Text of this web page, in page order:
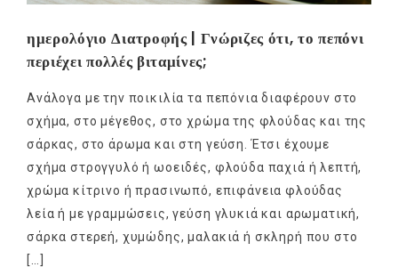
ημερολόγιο Διατροφής | Γνώριζες ότι, το πεπόνι
περιέχει πολλές βιταμίνες;
Ανάλογα με την ποικιλία τα πεπόνια διαφέρουν στο
σχήμα, στο μέγεθος, στο χρώμα της φλούδας και της
σάρκας, στο άρωμα και στη γεύση. Έτσι έχουμε
σχήμα στρογγυλό ή ωοειδές, φλούδα παχιά ή λεπτή,
χρώμα κίτρινο ή πρασινωπό, επιφάνεια φλούδας
λεία ή με γραμμώσεις, γεύση γλυκιά και αρωματική,
σάρκα στερεή, χυμώδης, μαλακιά ή σκληρή που στο
[…]